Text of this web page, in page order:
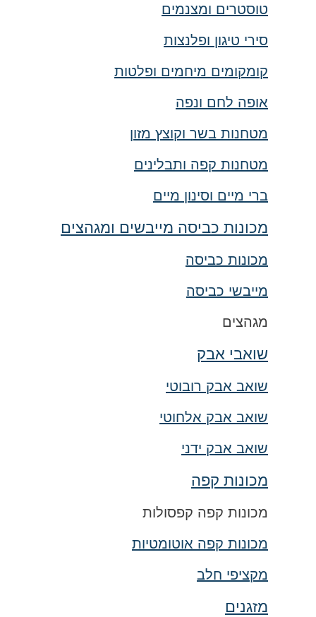
טוסטרים ומצנמים
סירי טיגון ופלנצות
קומקומים מיחמים ופלטות
אופה לחם ונפה
מטחנות בשר וקוצץ מזון
מטחנות קפה ותבלינים
ברי מיים וסינון מיים
מכונות כביסה מייבשים ומגהצים
מכונות כביסה
מייבשי כביסה
מגהצים
שואבי אבק
שואב אבק רובוטי
שואב אבק אלחוטי
שואב אבק ידני
מכונות קפה
מכונות קפה קפסולות
מכונות קפה אוטומטיות
מקציפי חלב
מזגנים